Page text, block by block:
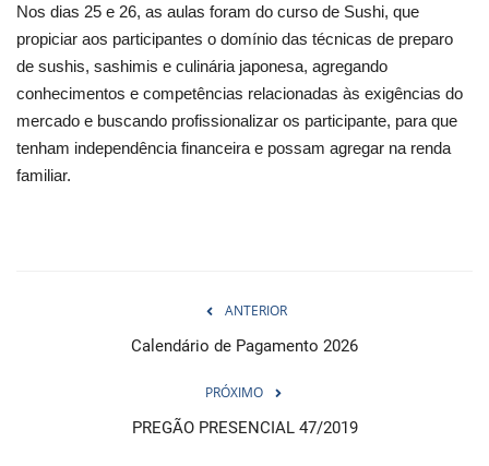
Nos dias 25 e 26, as aulas foram do curso de Sushi, que
propiciar aos participantes o domínio das técnicas de preparo
de sushis, sashimis e culinária japonesa, agregando
conhecimentos e competências relacionadas às exigências do
mercado e buscando profissionalizar os participante, para que
tenham independência financeira e possam agregar na renda
familiar.
ANTERIOR
Calendário de Pagamento 2026
PRÓXIMO
PREGÃO PRESENCIAL 47/2019